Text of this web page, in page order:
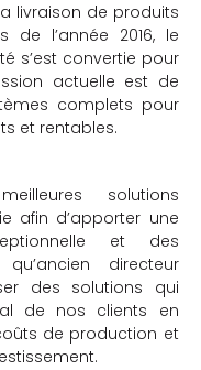
livraison de produits
l’année 2016, le
s’est convertie pour
actuelle est de
complets pour
et rentables.
solutions
afin d’apporter une
et des
directeur
des solutions qui
de nos clients en
de production et